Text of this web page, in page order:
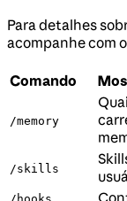
Para detalhes
acompanhe com
Comando
/memory
/skills